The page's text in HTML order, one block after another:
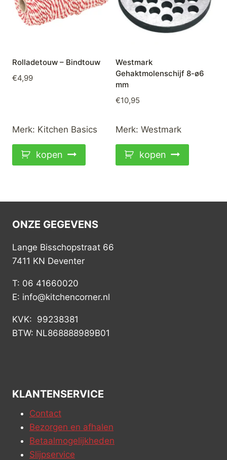
Rolladetouw – Bindtouw
€4,99
Merk: Kitchen Basics
kopen
Westmark
Gehaktmolenschijf 8-ø6
mm
€10,95
Merk: Westmark
kopen
ONZE GEGEVENS
Lange Bisschopstraat 66
7411 KN Deventer
T: 06 41660020
E: info@kitchencorner.nl
KVK: 99238381
BTW: NL868888989B01
KLANTENSERVICE
Contact
Bezorgen en afhalen
Betaalmogelijkheden
Slijpservice